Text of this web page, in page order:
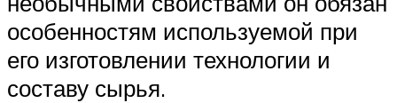
особенностям используемой при
его изготовлении технологии и
составу сырья.